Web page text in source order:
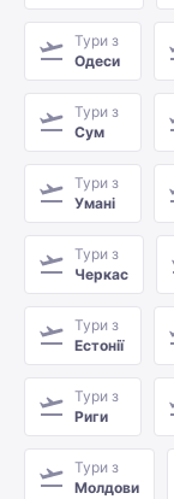
Тури з
Одеси
Тури з
Сум
Тури з
Умані
Тури з
Черкас
Тури з
Естонії
Тури з
Риги
Тури з
Молдови